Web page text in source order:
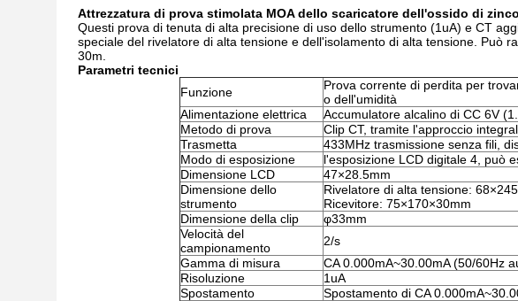
Attrezzatura di prova stimolata MOA dello scaricatore dell'ossido di
Questi prova di tenuta di alta precisione di uso dello strumento (1uA) e CT
speciale del rivelatore di alta tensione e dell'isolamento di alta tensione. Può
30m.
Parametri tecnici
Funzione
Prova corrente di perdita per
o dell'umidità
Alimentazione elettrica
Accumulatore alcalino di CC 6V
Metodo di prova
Clip CT, tramite l'approccio
Trasmetta
433MHz trasmissione senza fili,
Modo di esposizione
l'esposizione LCD digitale 4, può
Dimensione LCD
47×28.5mm
Dimensione dello
strumento
Rivelatore di alta tensione:
Ricevitore: 75×170×30mm
Dimensione della clip
φ33mm
Velocità del
campionamento
2/s
Gamma di misura
CA 0.000mA~30.00mA (50/60Hz
Risoluzione
1uA
Spostamento
Spostamento di CA